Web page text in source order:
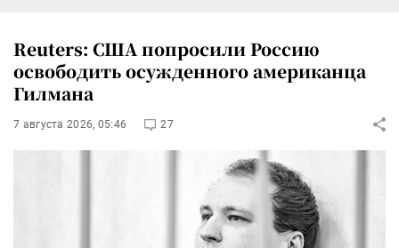
Reuters: США попросили Россию
освободить осужденного американца
Гилмана
7 августа 2026, 05:46 27